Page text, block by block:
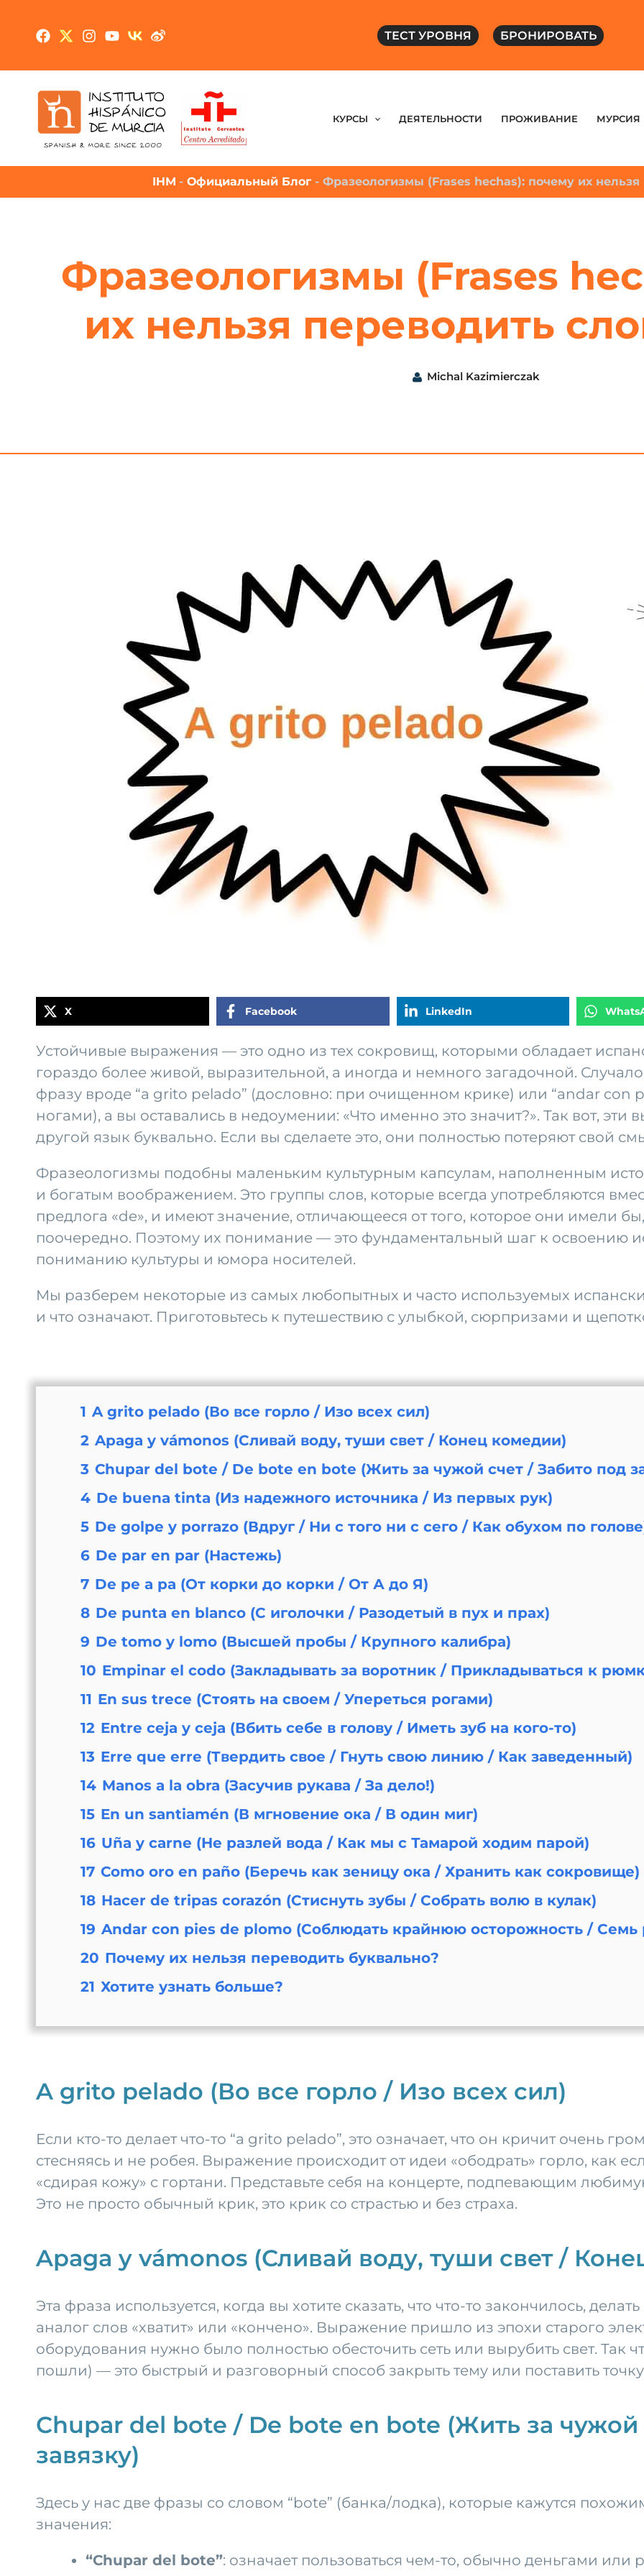
ТЕСТ УРОВНЯ БРОНИРОВАТЬ
КУРСЫ ДЕЯТЕЛЬНОСТИ ПРОЖИВАНИЕ МУРСИЯ
IHM - Официальный Блог - Фразеологизмы (Frases hechas): почему их нельзя
Фразеологизмы (Frases
их нельзя переводить
Michal Kazimierczak
X Facebook LinkedIn
Устойчивые выражения — это одно из тех сокровищ, которыми обладает
гораздо более живой, выразительной, а иногда и немного загадочной.
фразу вроде “a grito pelado” (дословно: при очищенном крике) или “andar con
ногами), а вы оставались в недоумении: «Что именно это значит?». Так вот,
другой язык буквально. Если вы сделаете это, они полностью потеряют свой
Фразеологизмы подобны маленьким культурным капсулам, наполненным
и богатым воображением. Это группы слов, которые всегда употребляются
предлога «de», и имеют значение, отличающееся от того, которое они имели
поочередно. Поэтому их понимание — это фундаментальный шаг к освоению
пониманию культуры и юмора носителей.
Мы разберем некоторые из самых любопытных и часто используемых
и что означают. Приготовьтесь к путешествию с улыбкой, сюрпризами и
1 A grito pelado (Во все горло / Изо всех сил)
2 Apaga y vámonos (Сливай воду, туши свет / Конец комедии)
3 Chupar del bote / De bote en bote (Жить за чужой счет / Забито под
4 De buena tinta (Из надежного источника / Из первых рук)
5 De golpe y porrazo (Вдруг / Ни с того ни с сего / Как обухом по
6 De par en par (Настежь)
7 De pe a pa (От корки до корки / От А до Я)
8 De punta en blanco (С иголочки / Разодетый в пух и прах)
9 De tomo y lomo (Высшей пробы / Крупного калибра)
10 Empinar el codo (Закладывать за воротник / Прикладываться к
11 En sus trece (Стоять на своем / Упереться рогами)
12 Entre ceja y ceja (Вбить себе в голову / Иметь зуб на кого-то)
13 Erre que erre (Твердить свое / Гнуть свою линию / Как заведенный)
14 Manos a la obra (Засучив рукава / За дело!)
15 En un santiamén (В мгновение ока / В один миг)
16 Uña y carne (Не разлей вода / Как мы с Тамарой ходим парой)
17 Como oro en paño (Беречь как зеницу ока / Хранить как сокровище)
18 Hacer de tripas corazón (Стиснуть зубы / Собрать волю в кулак)
19 Andar con pies de plomo (Соблюдать крайнюю осторожность / Семь
20 Почему их нельзя переводить буквально?
21 Хотите узнать больше?
A grito pelado (Во все горло / Изо всех сил)
Если кто-то делает что-то “a grito pelado”, это означает, что он кричит очень
стесняясь и не робея. Выражение происходит от идеи «ободрать» горло, как
«сдирая кожу» с гортани. Представьте себя на концерте, подпевающим
Это не просто обычный крик, это крик со страстью и без страха.
Apaga y vámonos (Сливай воду, туши свет /
Эта фраза используется, когда вы хотите сказать, что что-то закончилось,
аналог слов «хватит» или «кончено». Выражение пришло из эпохи старого
оборудования нужно было полностью обесточить сеть или вырубить свет. Так
пошли) — это быстрый и разговорный способ закрыть тему или поставить
Chupar del bote / De bote en bote (Жить за чужой
завязку)
Здесь у нас две фразы со словом “bote” (банка/лодка), которые кажутся
значения:
“Chupar del bote”: означает пользоваться чем-то, обычно деньгами или